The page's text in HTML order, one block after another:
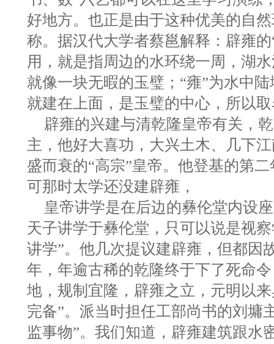
好地方。也正是由于这种优美的自
称。据汉代大学者蔡邕解释：辟雍的
用，就是指周边的水环绕一周，湖
就像一块无暇的玉璧；“雍”为水中
就建在上面，是玉璧的中心，所以
辟雍的兴建与清乾隆皇帝有关，
主，他好大喜功，大兴土木、几下
盛而衰的“高宗”皇帝。他登基的第
可那时太学还没建辟雍，
皇帝讲学是在后边的彝伦堂内设
天子讲学于彝伦堂，只可以说是视
讲学”。他几次提议建辟雍，但都因
年，年逾古稀的乾隆终于下了死命
地，规制宜隆，辟雍之立，元明以
完备”。派当时担任工部尚书的刘墉
监事物”。我们知道，辟雍建筑跟水